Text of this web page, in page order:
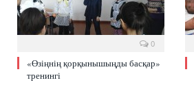
0
«Өзіңнің қорқынышыңды басқар»
тренингі